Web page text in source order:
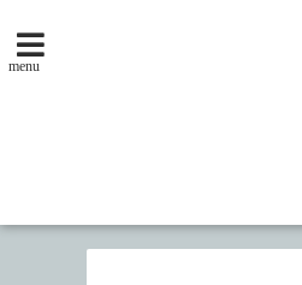
menu